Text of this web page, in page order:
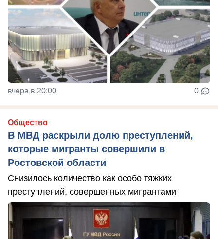
вчера в 20:00 0
Общество
В МВД раскрыли долю преступлений,
которые мигранты совершили в
Ростовской области
Снизилось количество как особо тяжких
преступлений, совершенных мигрантами